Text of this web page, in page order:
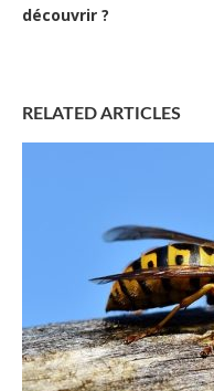
découvrir ?
RELATED ARTICLES